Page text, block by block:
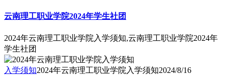
云南理工职业学院2024年学生社团
2024年云南理工职业学院入学须知,云南理工职业学院2024年
学生社团
入学须知2024年云南理工职业学院入学须知2024/8/16